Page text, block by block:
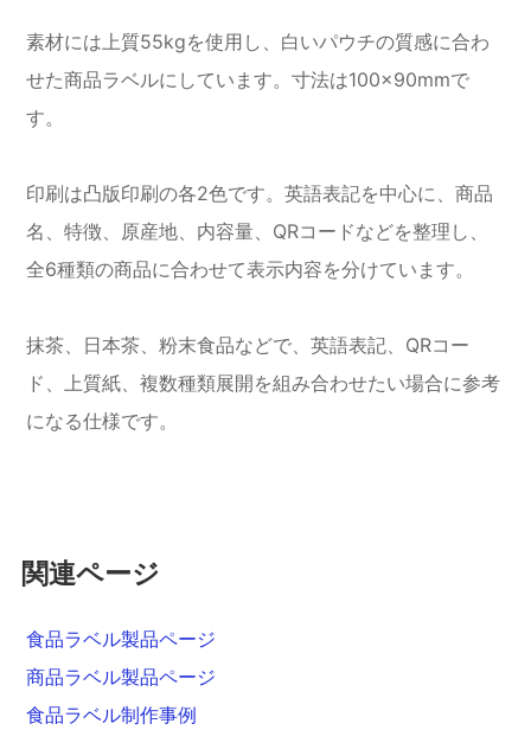
素材には上質55kgを使用し、白いパウチの質感に合わ
せた商品ラベルにしています。寸法は100×90mmで
す。
印刷は凸版印刷の各2色です。英語表記を中心に、商品
名、特徴、原産地、内容量、QRコードなどを整理し、
全6種類の商品に合わせて表示内容を分けています。
抹茶、日本茶、粉末食品などで、英語表記、QRコー
ド、上質紙、複数種類展開を組み合わせたい場合に参考
になる仕様です。
関連ページ
食品ラベル製品ページ
商品ラベル製品ページ
食品ラベル制作事例